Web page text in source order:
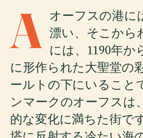
A オーフスの港に
漂い、そこから
には、1190年か
に形作られた大聖堂の
ールトの下にいること
ンマークのオーフスは
的な変化に満ちた街で